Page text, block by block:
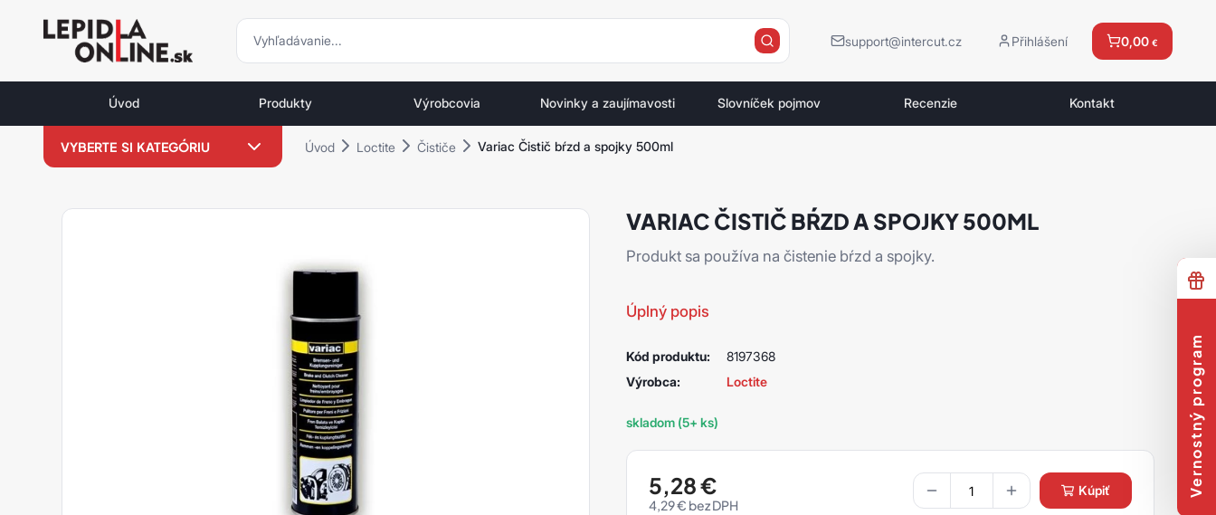
Priemyselné
lepidlá
Loctite
vyhľadávanie
vyhľadávanie support@intercut.cz Přihlášení 0,00 €
Úvod Produkty Výrobcovia Novinky a zaujímavosti Slovníček pojmov Recenzie Kontakt
VYBERTE SI KATEGÓRIU Úvod Loctite Čističe Variac Čistič bŕzd a spojky 500ml
VARIAC ČISTIČ BŔZD A SPOJKY 500ML
Produkt sa používa na čistenie bŕzd a spojky.
Úplný popis
Kód produktu:
8197368
Výrobca:
Loctite
skladom (5+ ks)
5,28€
4,29€
kúpiť Vernostný program